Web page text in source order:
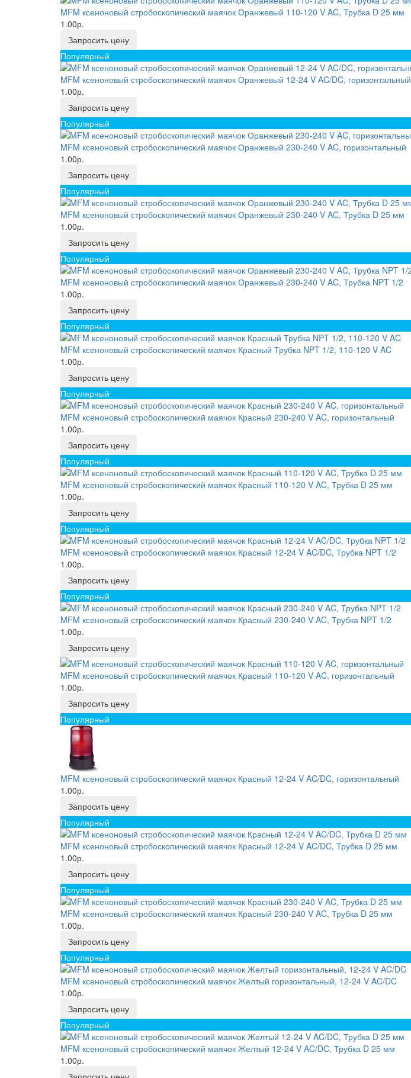
MFM ксеноновый стробоскопический маячок Оранжевый 110-120 V AC, Трубка D 25 мм
1.00р.
Запросить цену
Популярный
MFM ксеноновый стробоскопический маячок Оранжевый 12-24 V AC/DC, горизонтальный
1.00р.
Запросить цену
Популярный
MFM ксеноновый стробоскопический маячок Оранжевый 230-240 V AC, горизонтальный
1.00р.
Запросить цену
Популярный
MFM ксеноновый стробоскопический маячок Оранжевый 230-240 V AC, Трубка D 25 мм
1.00р.
Запросить цену
Популярный
MFM ксеноновый стробоскопический маячок Оранжевый 230-240 V AC, Трубка NPT 1/2
1.00р.
Запросить цену
Популярный
MFM ксеноновый стробоскопический маячок Красный Трубка NPT 1/2, 110-120 V AC
1.00р.
Запросить цену
Популярный
MFM ксеноновый стробоскопический маячок Красный 230-240 V AC, горизонтальный
1.00р.
Запросить цену
Популярный
MFM ксеноновый стробоскопический маячок Красный 110-120 V AC, Трубка D 25 мм
1.00р.
Запросить цену
Популярный
MFM ксеноновый стробоскопический маячок Красный 12-24 V AC/DC, Трубка NPT 1/2
1.00р.
Запросить цену
Популярный
MFM ксеноновый стробоскопический маячок Красный 230-240 V AC, Трубка NPT 1/2
1.00р.
Запросить цену
MFM ксеноновый стробоскопический маячок Красный 110-120 V AC, горизонтальный
1.00р.
Запросить цену
Популярный
MFM ксеноновый стробоскопический маячок Красный 12-24 V AC/DC, горизонтальный
1.00р.
Запросить цену
Популярный
MFM ксеноновый стробоскопический маячок Красный 12-24 V AC/DC, Трубка D 25 мм
1.00р.
Запросить цену
Популярный
MFM ксеноновый стробоскопический маячок Красный 230-240 V AC, Трубка D 25 мм
1.00р.
Запросить цену
Популярный
MFM ксеноновый стробоскопический маячок Желтый горизонтальный, 12-24 V AC/DC
1.00р.
Запросить цену
Популярный
MFM ксеноновый стробоскопический маячок Желтый 12-24 V AC/DC, Трубка D 25 мм
1.00р.